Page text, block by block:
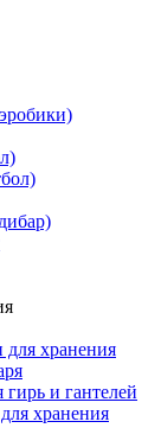
хранения
и гантелей
хранения